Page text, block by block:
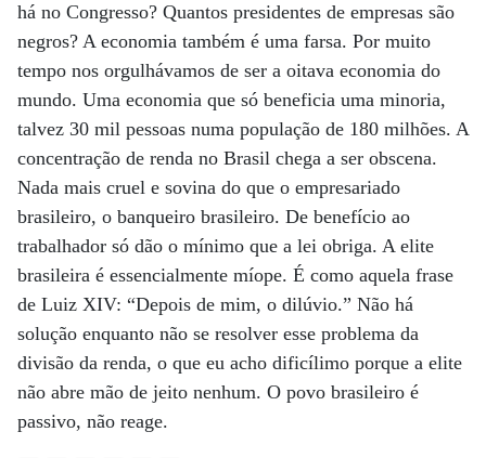
há no Congresso? Quantos presidentes de empresas são
negros? A economia também é uma farsa. Por muito
tempo nos orgulhávamos de ser a oitava economia do
mundo. Uma economia que só beneficia uma minoria,
talvez 30 mil pessoas numa população de 180 milhões. A
concentração de renda no Brasil chega a ser obscena.
Nada mais cruel e sovina do que o empresariado
brasileiro, o banqueiro brasileiro. De benefício ao
trabalhador só dão o mínimo que a lei obriga. A elite
brasileira é essencialmente míope. É como aquela frase
de Luiz XIV: “Depois de mim, o dilúvio.” Não há
solução enquanto não se resolver esse problema da
divisão da renda, o que eu acho dificílimo porque a elite
não abre mão de jeito nenhum. O povo brasileiro é
passivo, não reage.